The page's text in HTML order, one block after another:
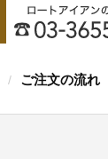
/ ご注文の流れ